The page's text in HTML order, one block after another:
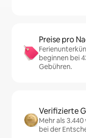
Preise pro
beginnen bei
Gebühren.
Verifizierte
Mehr als
bei der